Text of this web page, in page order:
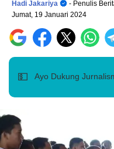
Hadi Jakariya
- Penulis
Jumat, 19 Januari 2024
💵 Ayo Dukung